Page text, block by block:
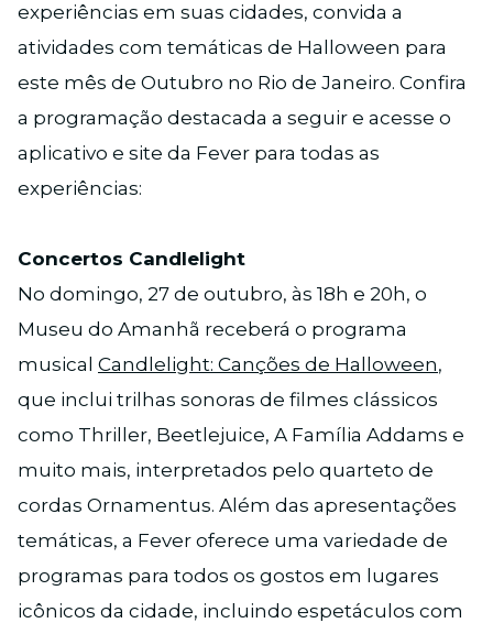
experiências em suas cidades, convida a
atividades com temáticas de Halloween para
este mês de Outubro no Rio de Janeiro. Confira
a programação destacada a seguir e acesse o
aplicativo e site da Fever para todas as
experiências:
Concertos Candlelight
No domingo, 27 de outubro, às 18h e 20h, o
Museu do Amanhã receberá o programa
musical Candlelight: Canções de Halloween,
que inclui trilhas sonoras de filmes clássicos
como Thriller, Beetlejuice, A Família Addams e
muito mais, interpretados pelo quarteto de
cordas Ornamentus. Além das apresentações
temáticas, a Fever oferece uma variedade de
programas para todos os gostos em lugares
icônicos da cidade, incluindo espetáculos com